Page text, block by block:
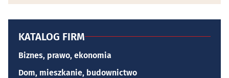
KATALOG FIRM
Biznes, prawo, ekonomia
Dom, mieszkanie, budownictwo